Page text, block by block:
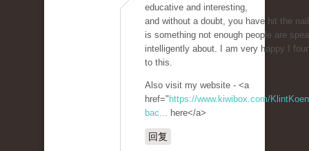
educative and interesting,
and without a doubt, you have hit the
is something not enough people are
intelligently about. I am very happy I
to this.
Also visit my website - <a
href=" https://www.kiwibox.com/
bac... here</a>
回复